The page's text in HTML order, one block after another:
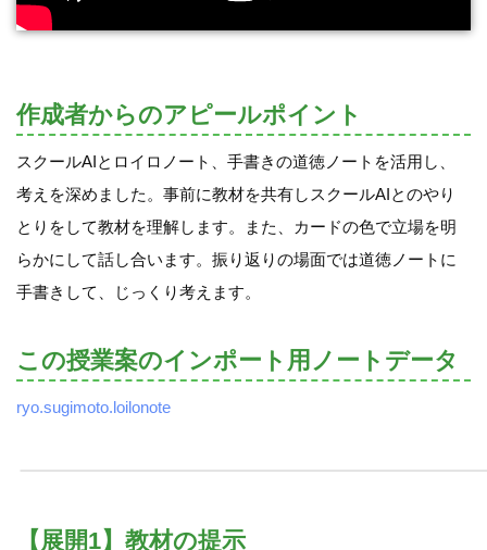
作成者からのアピールポイント
スクールAIとロイロノート、手書きの道徳ノートを活用し、
考えを深めました。事前に教材を共有しスクールAIとのやり
とりをして教材を理解します。また、カードの色で立場を明
らかにして話し合います。振り返りの場面では道徳ノートに
手書きして、じっくり考えます。
この授業案のインポート用ノートデータ
ryo.sugimoto.loilonote
【展開1】教材の提示